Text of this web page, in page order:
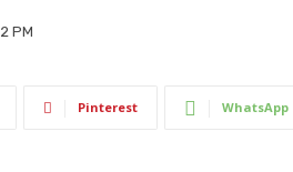
PM
Pinterest WhatsApp